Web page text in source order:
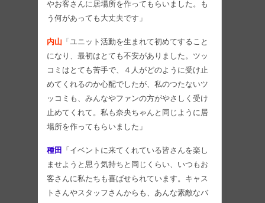
やお客さんに居場所を作ってもらいました。も
う何があっても大丈夫です」
内山 「ユニット活動を生まれて初めてすること
になり、最初はとても不安がありました。ツッ
コミはとても苦手で、４人がどのように受け止
めてくれるのか心配でしたが、私のつたないツ
ッコミも、みんなやファンの方がやさしく受け
止めてくれて。私も奈央ちゃんと同じように居
場所を作ってもらいました」
種田
「イベントに来てくれている皆さんを楽し
ませようと思う気持ちと同じくらい、いつもお
客さんに私たちも喜ばせられています。キャス
トさんやスタッフさんからも、あんな素敵なバ